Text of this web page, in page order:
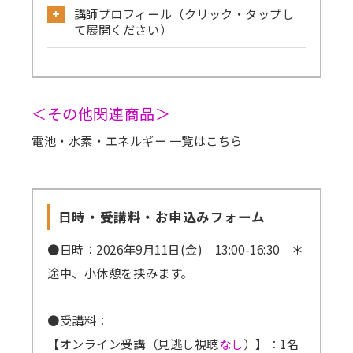
講師プロフィール（クリック・タップし
て展開ください）
2012年に国立研究開発法人物質・材料研究機
構にてシリコンナノ構造体/導電性ポリマーを
チウムイオン電池の高性能化に向けたシリコン
系負極材料の開発に従事。
【専門】
電池、全固体電池
＜その他関連商品＞
電池・水素・エネルギー 一覧はこちら
日時・受講料・お申込みフォーム
●日時：2026年9月11日(金) 13:00-16:30 ＊
途中、小休憩を挟みます。
●受講料：
【オンライン受講（見逃し視聴なし）】：1名